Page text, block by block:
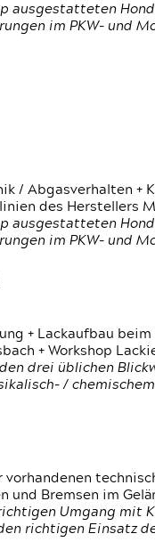
ausgestatteten
im PKW- und
/ Abgasverhalten
des Herstellers
ausgestatteten
im PKW- und
+ Lackaufbau
+ Workshop
drei üblichen
/
und Bremsen im
Umgang
richtigen Einsatz